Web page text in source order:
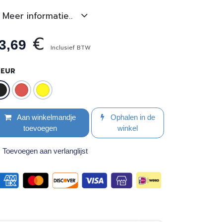
Meer informatie..
€ Inclusief BTW
Aan winkelmandje
toevoegen
Ophalen in de
winkel
Toevoegen aan verlanglijst